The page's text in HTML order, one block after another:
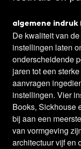
algemene indruk
De kwaliteit van
instellingen laten
onderscheidende
jaren tot een
aanvragen
instellingen. Vier
Books, Sickhouse
bij aan een
van vormgeving
architectuur vijf en